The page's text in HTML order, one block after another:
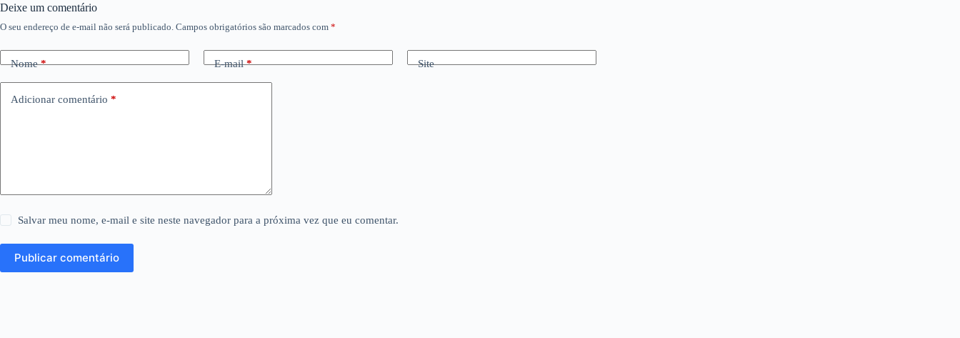
Deixe um comentário
O seu endereço de e-mail não será publicado. Campos obrigatórios são marcados com *
Nome* E-mail* Site
Adicionar comentário *
Salvar meu nome, e-mail e site neste navegador para a próxima vez que eu comentar.
Publicar comentário